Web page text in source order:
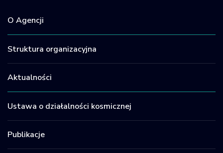
O Agencji
Struktura organizacyjna
Aktualności
Ustawa o działalności kosmicznej
Publikacje